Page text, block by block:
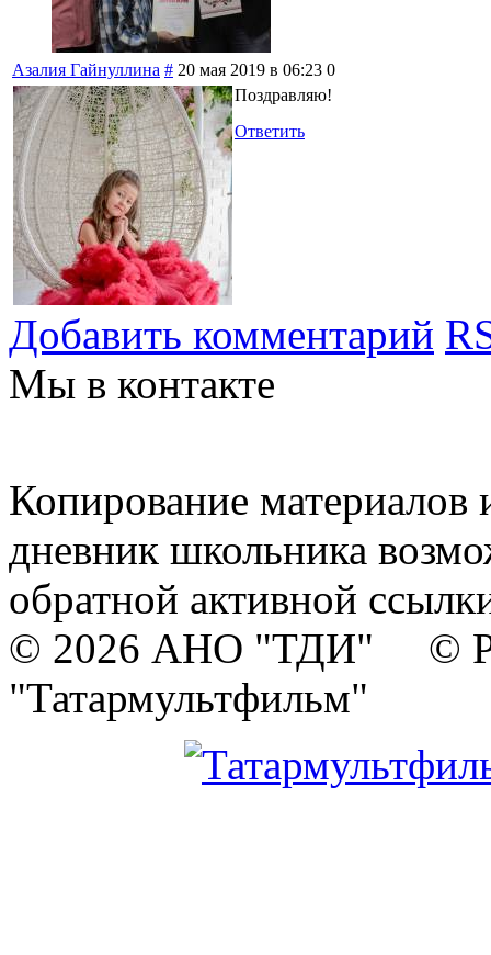
Азалия Гайнуллина # 20 мая 2019 в 06:23 0
Поздравляю!
Ответить
Добавить комментарий
Мы в контакте
Копирование материалов
дневник школьника
обратной активной
© 2026 АНО "ТДИ" ©
"Татармультфильм"